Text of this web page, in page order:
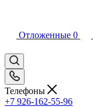
Отложенные 0
Телефоны
+7 926-162-55-96